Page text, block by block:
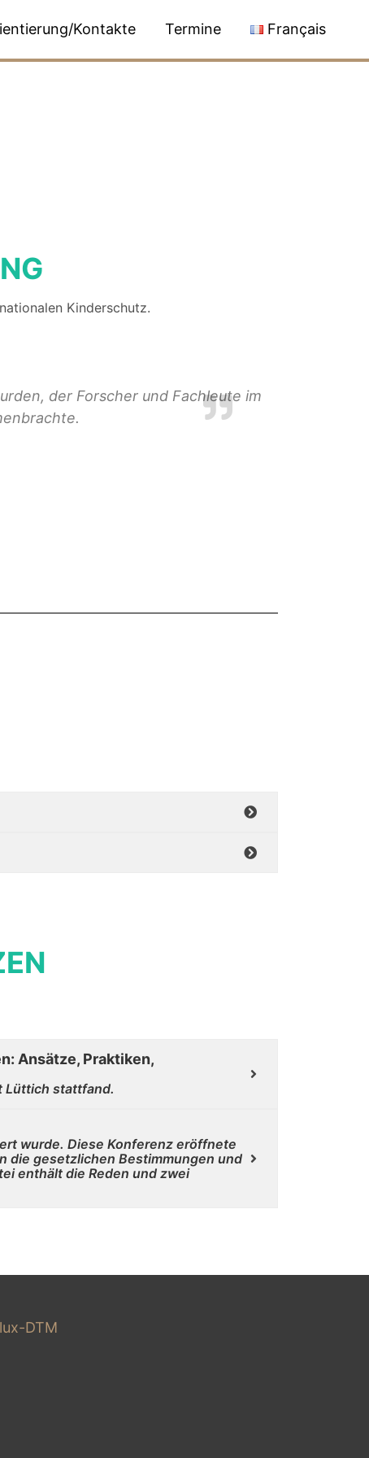
Kontakte Termine Français
Kinderschutz.
der Forscher und Fachleute im
Ansätze, Praktiken,
Lüttich stattfand.
wurde. Diese Konferenz eröffnete
die gesetzlichen Bestimmungen und
enthält die Reden und zwei
DTM